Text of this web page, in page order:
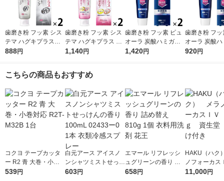
歯磨き粉 フッ素 シス
テマ ハグキプラスW
ホワイトニング ハミ
セット（2本） ライオ
888円
歯磨き粉 フッ素 シス
テマ ハグキプラス ハ
ミガキ 組織修復成分
本） ライオン
1,140円
歯磨き粉 フッ素 ピュ
オーラ 炭酸ハミガキ
95g クリスタルソーダ
1,420円
歯磨き粉 フッ
オーラ 炭酸
95g クリスタ
920円
こちらの商品もおすすめ
コクヨ テープカッタ
ー R2 青 大巻・小巻
対応 R2T-M32B 1台
539円
白元アース アイスノ
ンシャツミストせっけ
んの香り 100mL 0243
603円
エマール リフレッシ
ュグリーンの香り 詰
め替え 810g 1個 衣料
658円
HAKU（ハ
ノフォーカ
5ｇ 資生堂
11,000円